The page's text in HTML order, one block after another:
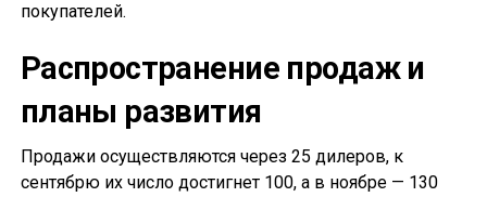
покупателей.
Распространение продаж и
планы развития
Продажи осуществляются через 25 дилеров, к
сентябрю их число достигнет 100, а в ноябре — 130